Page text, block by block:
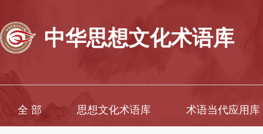
中华思想文化术语库
全 部 思想文化术语库 术语当代应用库